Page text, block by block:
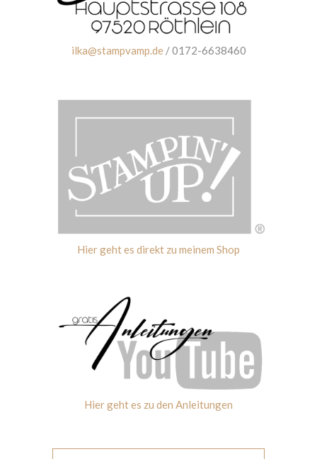
ilka@stampvamp.de/ 0172-6638460
Hier geht es direkt zu meinem Shop
Hier geht es zu den Anleitungen